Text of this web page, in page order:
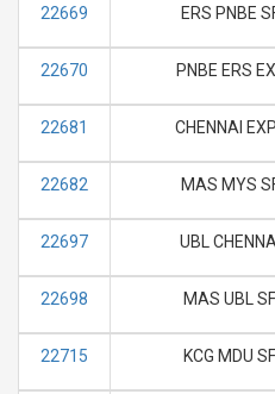
22669 ERS PNBE
22670 PNBE ERS
22681 CHENNAI
22682 MAS MYS
22697 UBL
22698 MAS UBL
22715 KCG MDU